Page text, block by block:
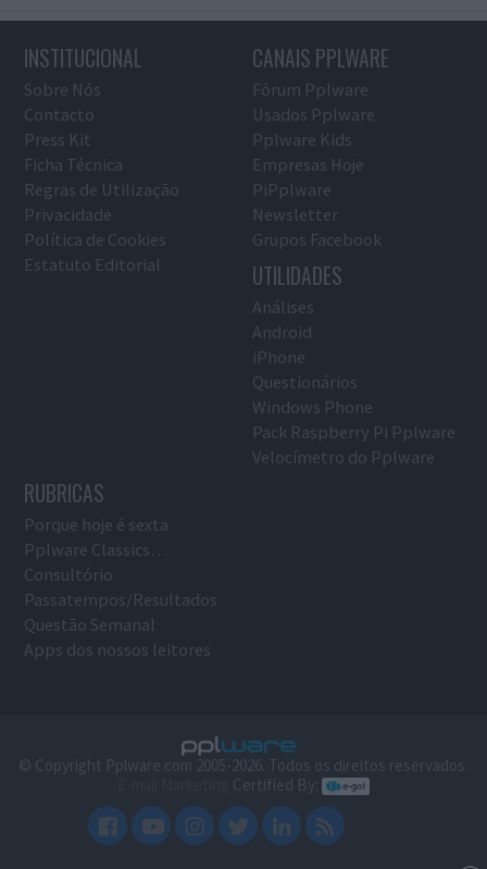
INSTITUCIONAL
Sobre Nós
Contacto
Press Kit
Ficha Técnica
Regras de Utilização
Privacidade
Política de Cookies
Estatuto Editorial
CANAIS PPLWARE
Fórum Pplware
Usados Pplware
Pplware Kids
Empresas Hoje
PiPplware
Newsletter
Grupos Facebook
UTILIDADES
Análises
Android
iPhone
Questionários
Windows Phone
Pack Raspberry Pi Pplware
Velocímetro do Pplware
RUBRICAS
Porque hoje é sexta
Pplware Classics…
Consultório
Passatempos/Resultados
Questão Semanal
Apps dos nossos leitores
© Copyright Pplware.com 2005-2026. Todos os direitos reservados.
Certified By: